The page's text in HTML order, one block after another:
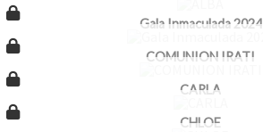
Gala Inmaculada 2024
COMUNION IRATI
CARLA
CHLOE